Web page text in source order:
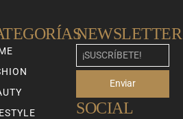
NEWSLETTER
Enviar
SOCIAL